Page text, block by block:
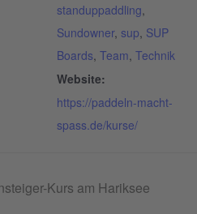
standuppaddling,
Sundowner, sup, SUP
Boards, Team, Technik
Website:
https://paddeln-macht-
spass.de/kurse/
Kurs am Hariksee